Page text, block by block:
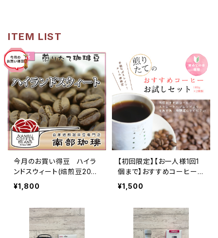
ITEM LIST
今月のお買い得豆 ハイラ
ンドスウィート(焙煎豆200
g)
¥1,800
【初回限定】【お一人様1回1
個まで】おすすめコーヒーお
試しセット（100g×2種類）
¥1,500